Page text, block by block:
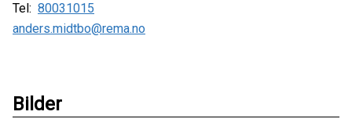
Tel: 80031015
anders.midtbo@rema.no
Bilder